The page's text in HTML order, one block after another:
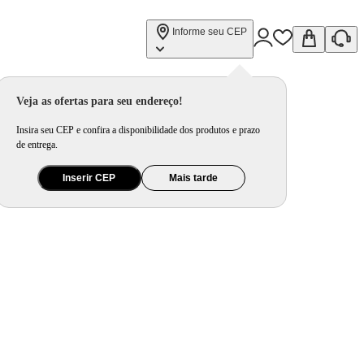
Informe seu CEP
Veja as ofertas para seu endereço!
Insira seu CEP e confira a disponibilidade dos produtos e prazo
de entrega.
Inserir CEP Mais tarde